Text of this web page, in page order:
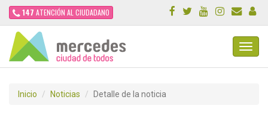
147 ATENCIÓN AL CIUDADANO
Inicio Noticias Detalle de la noticia